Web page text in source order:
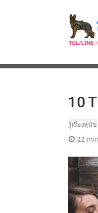
10
รู้เรื่องสุนัข
22 กร